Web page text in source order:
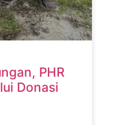
PHR
Donasi